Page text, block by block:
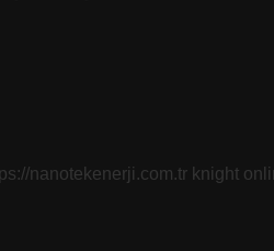
nanotekenerji.com.tr knight